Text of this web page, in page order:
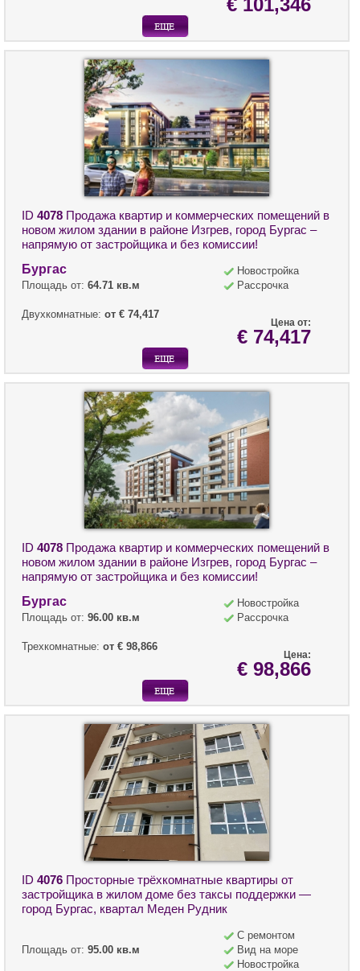
€ 101,346
ID 4078 Продажа квартир и коммерческих помещений в
новом жилом здании в районе Изгрев, город Бургас –
напрямую от застройщика и без комиссии!
Бургас
Площадь от: 64.71 кв.м
Двухкомнатные: от € 74,417
Новостройка
Рассрочка
Цена от:
€ 74,417
ID 4078 Продажа квартир и коммерческих помещений в
новом жилом здании в районе Изгрев, город Бургас –
напрямую от застройщика и без комиссии!
Бургас
Площадь от: 96.00 кв.м
Трехкомнатные: от € 98,866
Новостройка
Рассрочка
Цена:
€ 98,866
ID 4076 Просторные трёхкомнатные квартиры от
застройщика в жилом доме без таксы поддержки —
город Бургас, квартал Меден Рудник
Площадь от: 95.00 кв.м
С ремонтом
Вид на море
Новостройка